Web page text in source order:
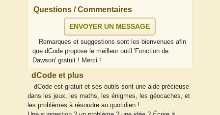
Questions / Commentaires
ENVOYER UN MESSAGE
Remarques et suggestions sont les bienvenues afin
que dCode propose le meilleur outil 'Fonction de
Dawson' gratuit ! Merci !
dCode et plus
dCode est gratuit et ses outils sont une aide précieuse
dans les jeux, les maths, les énigmes, les géocaches, et
les problèmes à résoudre au quotidien !